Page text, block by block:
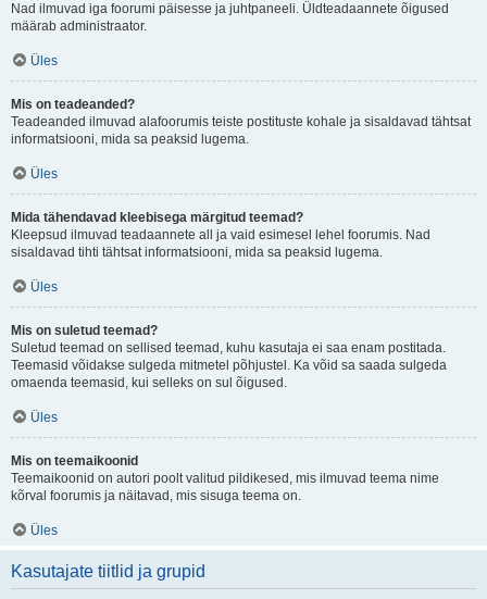
Nad ilmuvad iga foorumi päisesse ja juhtpaneeli. Üldteadaannete õigused
määrab administraator.
Üles
Mis on teadeanded?
Teadeanded ilmuvad alafoorumis teiste postituste kohale ja sisaldavad tähtsat
informatsiooni, mida sa peaksid lugema.
Üles
Mida tähendavad kleebisega märgitud teemad?
Kleepsud ilmuvad teadaannete all ja vaid esimesel lehel foorumis. Nad
sisaldavad tihti tähtsat informatsiooni, mida sa peaksid lugema.
Üles
Mis on suletud teemad?
Suletud teemad on sellised teemad, kuhu kasutaja ei saa enam postitada.
Teemasid võidakse sulgeda mitmetel põhjustel. Ka võid sa saada sulgeda
omaenda teemasid, kui selleks on sul õigused.
Üles
Mis on teemaikoonid
Teemaikoonid on autori poolt valitud pildikesed, mis ilmuvad teema nime
kõrval foorumis ja näitavad, mis sisuga teema on.
Üles
Kasutajate tiitlid ja grupid